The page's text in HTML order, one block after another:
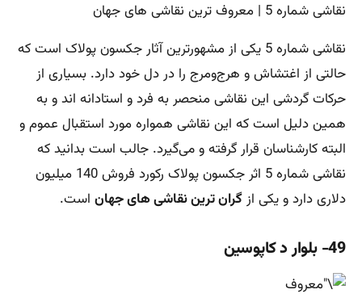
نقاشی شماره 5 | معروف ترین نقاشی های جهان
نقاشی شماره 5 یکی از مشهورترین آثار جکسون پولاک است که
حالتی از اغتشاش و هرج‌ومرج را در دل خود دارد. بسیاری از
حرکات گردشی این نقاشی منحصر به فرد و استادانه اند و به
همین دلیل است که این نقاشی همواره مورد استقبال عموم و
البته کارشناسان قرار گرفته و می‌گیرد. جالب است بدانید که
نقاشی شماره 5 اثر جکسون پولاک رکورد فروش 140 میلیون
دلاری دارد و یکی از گران ترین نقاشی های جهان است.
49- بلوار د کاپوسین